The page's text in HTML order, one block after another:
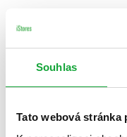
Souhlas
Tato webová stránka